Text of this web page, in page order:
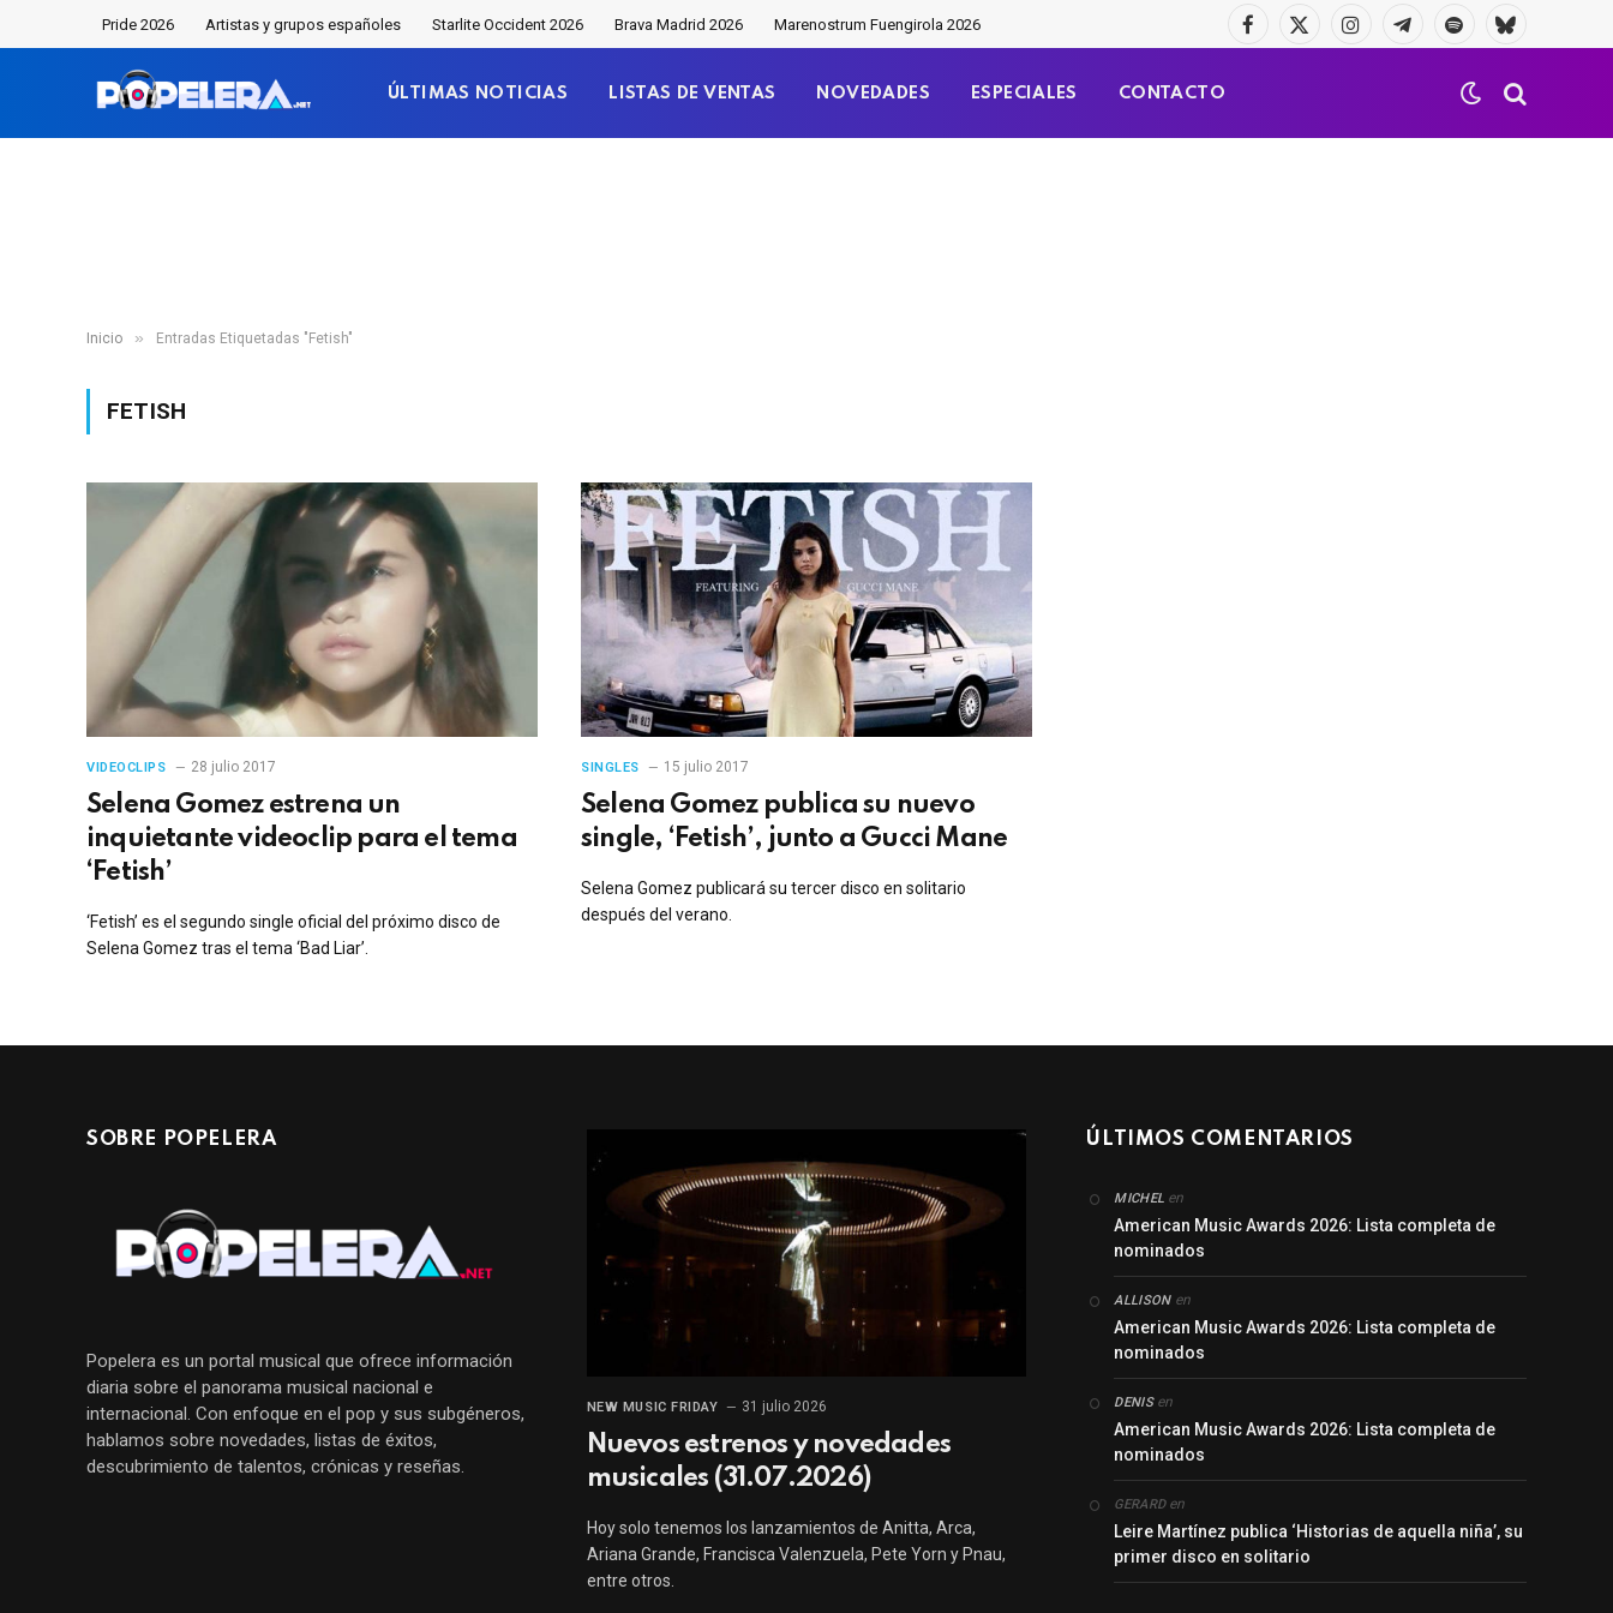
Pride 2026 Artistas y grupos españoles Starlite Occident 2026 Brava Madrid 2026 Marenostrum Fuengirola 2026
Facebook
X
InstagramTelegramaSpotifyBluesky
ÚLTIMAS NOTICIAS LISTAS DE VENTAS NOVEDADES ESPECIALES CONTACTO
Inicio » Entradas Etiquetadas "Fetish"
FETISH
VIDEOCLIPS 28 julio 2017
Selena Gomez estrena un
inquietante videoclip para el tema
‘Fetish’
‘Fetish’ es el segundo single oficial del próximo disco de
Selena Gomez tras el tema ‘Bad Liar’.
SINGLES 15 julio 2017
Selena Gomez publica su nuevo
single, ‘Fetish’, junto a Gucci Mane
Selena Gomez publicará su tercer disco en solitario
después del verano.
SOBRE POPELERA
Popelera es un portal musical que ofrece información
diaria sobre el panorama musical nacional e
internacional. Con enfoque en el pop y sus subgéneros,
hablamos sobre novedades, listas de éxitos,
descubrimiento de talentos, crónicas y reseñas.
NEW MUSIC FRIDAY 31 julio 2026
Nuevos estrenos y novedades
musicales (31.07.2026)
Hoy solo tenemos los lanzamientos de Anitta, Arca,
Ariana Grande, Francisca Valenzuela, Pete Yorn y Pnau,
entre otros.
ÚLTIMOS COMENTARIOS
MICHEL en
American Music Awards 2026: Lista completa de
nominados
ALLISONen
American Music Awards 2026: Lista completa de
nominados
DENISen
American Music Awards 2026: Lista completa de
nominados
GERARDen
Leire Martínez publica ‘Historias de aquella niña’, su
primer disco en solitario